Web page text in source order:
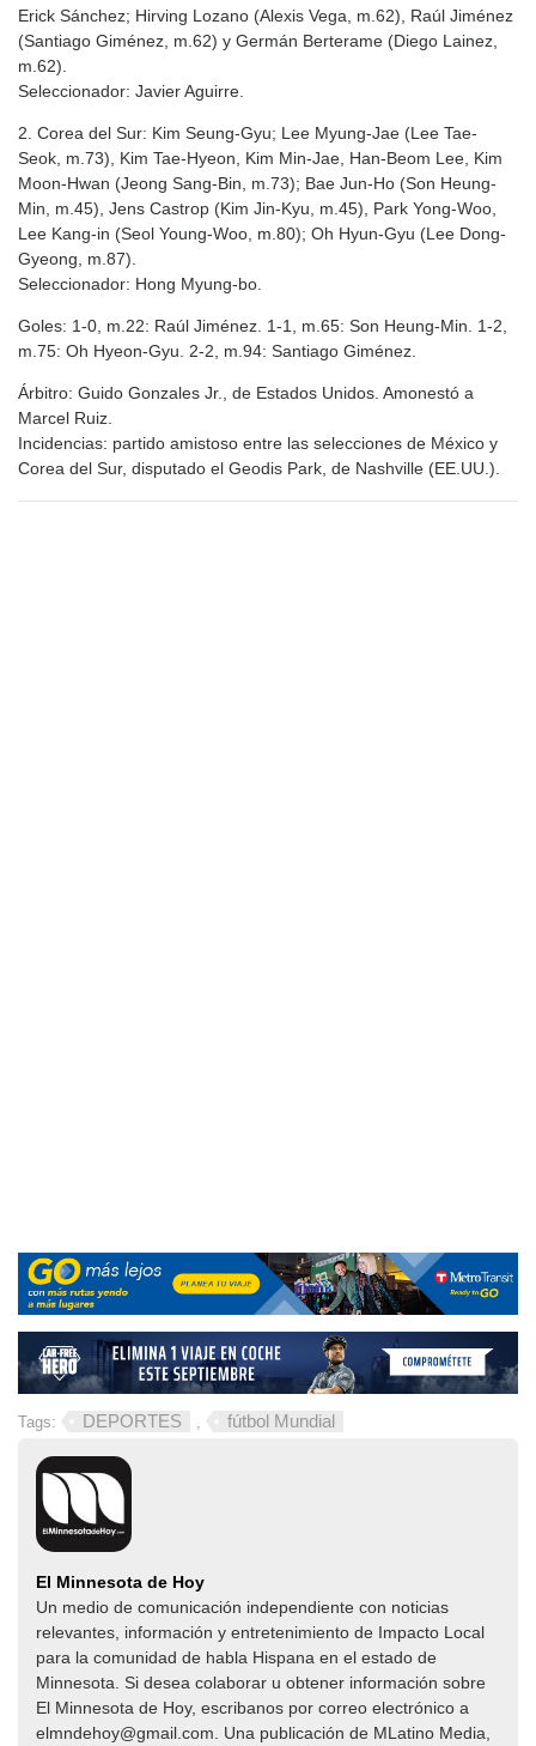
Erick Sánchez; Hirving Lozano (Alexis Vega, m.62), Raúl Jiménez
(Santiago Giménez, m.62) y Germán Berterame (Diego Lainez,
m.62).
Seleccionador: Javier Aguirre.
2. Corea del Sur: Kim Seung-Gyu; Lee Myung-Jae (Lee Tae-
Seok, m.73), Kim Tae-Hyeon, Kim Min-Jae, Han-Beom Lee, Kim
Moon-Hwan (Jeong Sang-Bin, m.73); Bae Jun-Ho (Son Heung-
Min, m.45), Jens Castrop (Kim Jin-Kyu, m.45), Park Yong-Woo,
Lee Kang-in (Seol Young-Woo, m.80); Oh Hyun-Gyu (Lee Dong-
Gyeong, m.87).
Seleccionador: Hong Myung-bo.
Goles: 1-0, m.22: Raúl Jiménez. 1-1, m.65: Son Heung-Min. 1-2,
m.75: Oh Hyeon-Gyu. 2-2, m.94: Santiago Giménez.
Árbitro: Guido Gonzales Jr., de Estados Unidos. Amonestó a
Marcel Ruiz.
Incidencias: partido amistoso entre las selecciones de México y
Corea del Sur, disputado el Geodis Park, de Nashville (EE.UU.).
Tags: DEPORTES fútbol Mundial
El Minnesota de Hoy
Un medio de comunicación independiente con noticias
relevantes, información y entretenimiento de Impacto Local​​
para la comunidad de habla Hispana en el estado de
Minnesota. Si desea colaborar u obtener información sobre
El Minnesota de Hoy, escribanos por correo electrónico a
elmndehoy@gmail.com. Una publicación de MLatino Media,